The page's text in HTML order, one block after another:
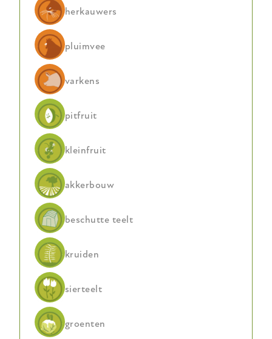
jaar
en
perspectief
herkauwers
pluimvee
varkens
pitfruit
kleinfruit
akkerbouw
beschutte teelt
kruiden
sierteelt
groenten